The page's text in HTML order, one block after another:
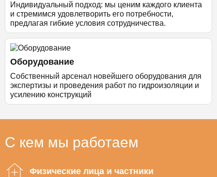
Индивидуальный подход: мы ценим каждого клиента
и стремимся удовлетворить его потребности,
предлагая гибкие условия сотрудничества.
Оборудование
Собственный арсенал новейшего оборудования для
экспертизы и проведения работ по гидроизоляции и
усилению конструкций
С кем мы работаем
Физические лица и частники